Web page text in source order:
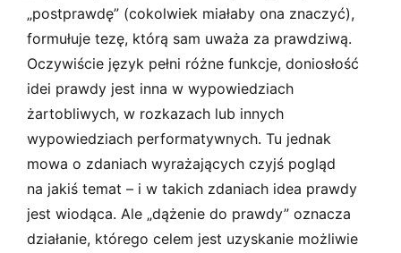
„postprawdę” (cokolwiek miałaby ona znaczyć),
formułuje tezę, którą sam uważa za prawdziwą.
Oczywiście język pełni różne funkcje, doniosłość
idei prawdy jest inna w wypowiedziach
żartobliwych, w rozkazach lub innych
wypowiedziach performatywnych. Tu jednak
mowa o zdaniach wyrażających czyjś pogląd
na jakiś temat – i w takich zdaniach idea prawdy
jest wiodąca. Ale „dążenie do prawdy” oznacza
działanie, którego celem jest uzyskanie możliwie